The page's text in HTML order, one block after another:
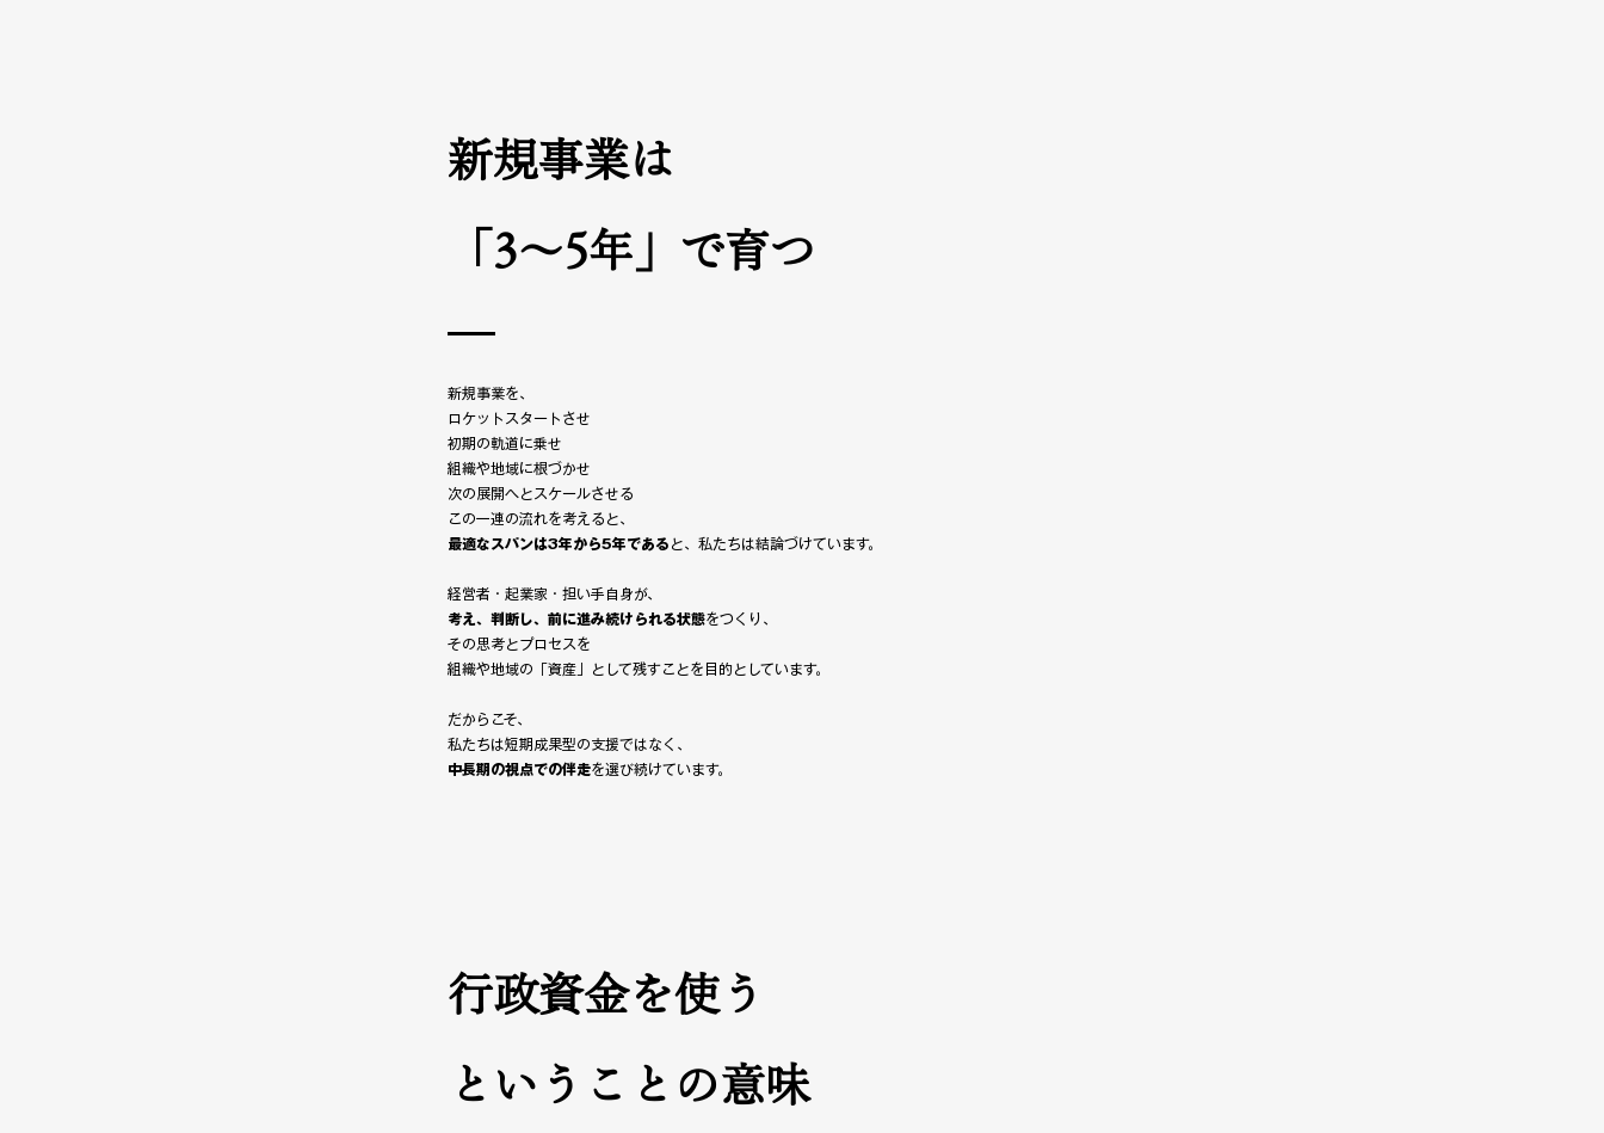
新規事業は
「3〜5年」で育つ
新規事業を、
ロケットスタートさせ
初期の軌道に乗せ
組織や地域に根づかせ
次の展開へとスケールさせる
この一連の流れを考えると、
最適なスパンは3年から5年である と、私たちは結論づけています。
経営者・起業家・担い手自身が、
考え、判断し、前に進み続けられる状態をつくり、
その思考とプロセスを
組織や地域の「資産」として残すことを目的としています。
だからこそ、
私たちは短期成果型の支援ではなく、
中長期の視点での伴走を選び続けています。
行政資金を使う
ということの意味